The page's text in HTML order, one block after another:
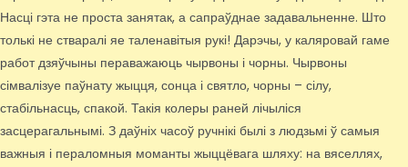
Насці гэта не проста занятак, а сапраўднае задавальненне. Што
толькі не стваралі яе таленавітыя рукі! Дарэчы, у каляровай гаме
работ дзяўчыны пераважаюць чырвоны і чорны. Чырвоны
сімвалізуе паўнату жыцця, сонца і святло, чорны – сілу,
стабільнасць, спакой. Такія колеры раней лічыліся
засцерагальнымі. З даўніх часоў ручнікі былі з людзьмі ў самыя
важныя і пераломныя моманты жыццёвага шляху: на вяселлях,